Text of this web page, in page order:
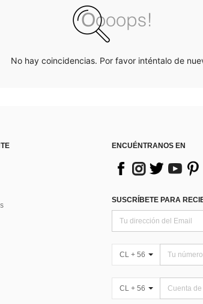
No hay coincidencias. Por favor inténtalo de
ENCUÉNTRANOS EN
SUSCRÍBETE PARA
CL + 56
CL + 56